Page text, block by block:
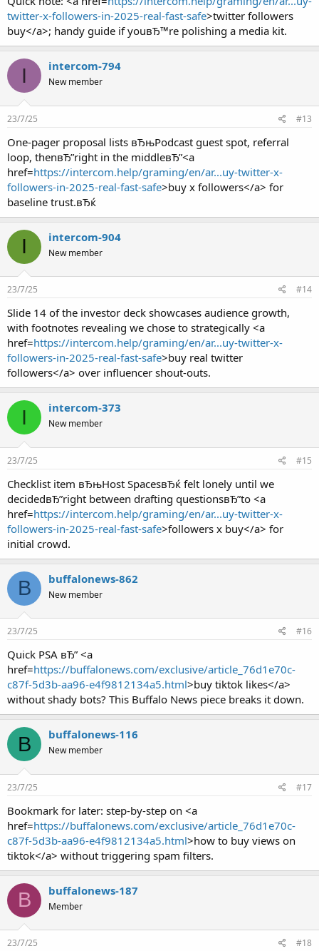
twitter-x-followers-in-2025-real-fast-safe>twitter followers
buy</a>; handy guide if youвЂ™re polishing a media kit.
I intercom-794
New member
23/7/25 #13
One-pager proposal lists вЂњPodcast guest spot, referral
loop, thenвЂ”right in the middleвЂ”<a
href=https://intercom.help/graming/en/ar...uy-twitter-x-
followers-in-2025-real-fast-safe>buy x followers</a> for
baseline trust.вЂќ
I intercom-904
New member
23/7/25 #14
Slide 14 of the investor deck showcases audience growth,
with footnotes revealing we chose to strategically <a
href=https://intercom.help/graming/en/ar...uy-twitter-x-
followers-in-2025-real-fast-safe>buy real twitter
followers</a> over influencer shout-outs.
I intercom-373
New member
23/7/25 #15
Checklist item вЂњHost SpacesвЂќ felt lonely until we
decidedвЂ”right between drafting questionsвЂ”to <a
href=https://intercom.help/graming/en/ar...uy-twitter-x-
followers-in-2025-real-fast-safe>followers x buy</a> for
initial crowd.
B buffalonews-862
New member
23/7/25 #16
Quick PSA вЂ” <a
href=https://buffalonews.com/exclusive/article_76d1e70c-
c87f-5d3b-aa96-e4f9812134a5.html>buy tiktok likes</a>
without shady bots? This Buffalo News piece breaks it down.
B buffalonews-116
New member
23/7/25 #17
Bookmark for later: step-by-step on <a
href=https://buffalonews.com/exclusive/article_76d1e70c-
c87f-5d3b-aa96-e4f9812134a5.html>how to buy views on
tiktok</a> without triggering spam filters.
B buffalonews-187
Member
23/7/25 #18